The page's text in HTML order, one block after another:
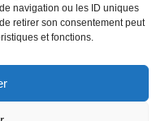
navigation ou les ID uniques
retirer son consentement peut
et fonctions.